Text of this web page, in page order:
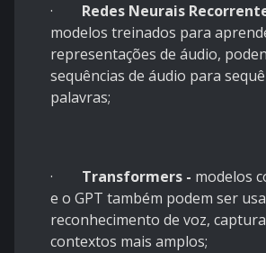
· Redes Neurais
modelos treinados para
representações de áudio,
sequências de áudio para
palavras;
· Transformers - modelos
e o GPT também podem ser
reconhecimento de voz,
contextos mais amplos;